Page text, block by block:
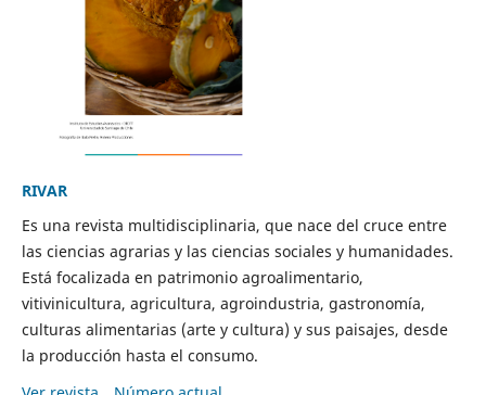
RIVAR
Es una revista multidisciplinaria, que nace del cruce entre
las ciencias agrarias y las ciencias sociales y humanidades.
Está focalizada en patrimonio agroalimentario,
vitivinicultura, agricultura, agroindustria, gastronomía,
culturas alimentarias (arte y cultura) y sus paisajes, desde
la producción hasta el consumo.